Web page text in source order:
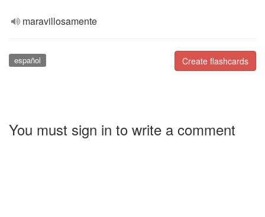
maravillosamente
Create flashcards
español
You must sign in to write a comment